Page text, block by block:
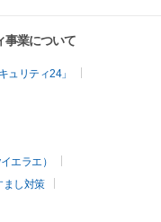
事業について
ュリティ24」
エラエ）
まし対策